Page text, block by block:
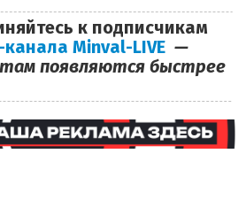
к подписчикам
Minval-LIVE —
появляются быстрее